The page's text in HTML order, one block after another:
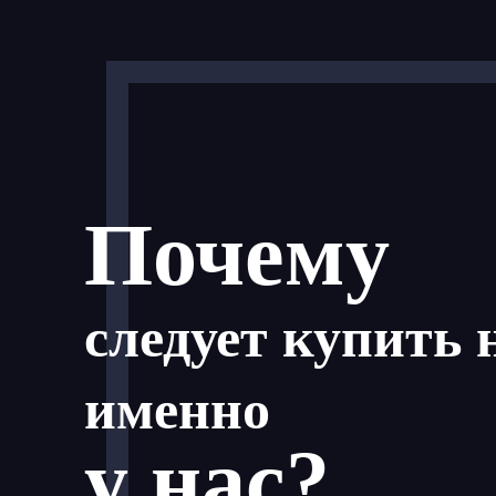
Почему
следует купить
именно